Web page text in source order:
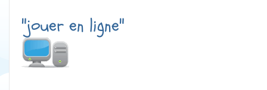
"jouer en ligne"